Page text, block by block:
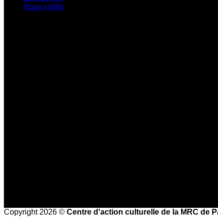
Nous visiter
Copyright 2026 © Centre d'action culturelle de la MRC de